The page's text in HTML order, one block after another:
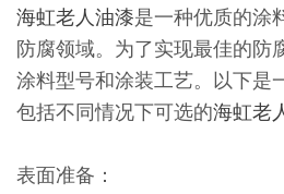
海虹老人油漆是一种优质的涂
防腐领域。为了实现最佳的防
涂料型号和涂装工艺。以下是
包括不同情况下可选的海虹老
表面准备：